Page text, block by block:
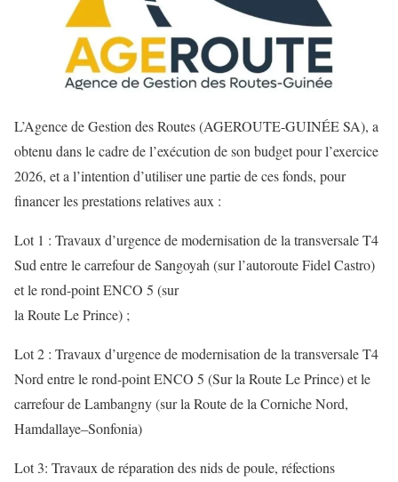
L’Agence de Gestion des Routes (AGEROUTE-GUINÉE SA), a
obtenu dans le cadre de l’exécution de son budget pour l’exercice
2026, et a l’intention d’utiliser une partie de ces fonds, pour
financer les prestations relatives aux :
Lot 1 : Travaux d’urgence de modernisation de la transversale T4
Sud entre le carrefour de Sangoyah (sur l’autoroute Fidel Castro)
et le rond-point ENCO 5 (sur
la Route Le Prince) ;
Lot 2 : Travaux d’urgence de modernisation de la transversale T4
Nord entre le rond-point ENCO 5 (Sur la Route Le Prince) et le
carrefour de Lambangny (sur la Route de la Corniche Nord,
Hamdallaye–Sonfonia)
Lot 3: Travaux de réparation des nids de poule, réfections